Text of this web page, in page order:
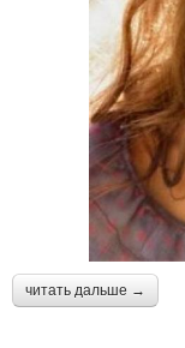
читать дальше →